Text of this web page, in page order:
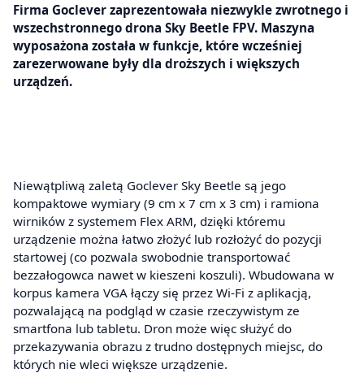
Firma Goclever zaprezentowała niezwykle zwrotnego i
wszechstronnego drona Sky Beetle FPV. Maszyna
wyposażona została w funkcje, które wcześniej
zarezerwowane były dla droższych i większych
urządzeń.
Niewątpliwą zaletą Goclever Sky Beetle są jego
kompaktowe wymiary (9 cm x 7 cm x 3 cm) i ramiona
wirników z systemem Flex ARM, dzięki któremu
urządzenie można łatwo złożyć lub rozłożyć do pozycji
startowej (co pozwala swobodnie transportować
bezzałogowca nawet w kieszeni koszuli). Wbudowana w
korpus kamera VGA łączy się przez Wi-Fi z aplikacją,
pozwalającą na podgląd w czasie rzeczywistym ze
smartfona lub tabletu. Dron może więc służyć do
przekazywania obrazu z trudno dostępnych miejsc, do
których nie wleci większe urządzenie.